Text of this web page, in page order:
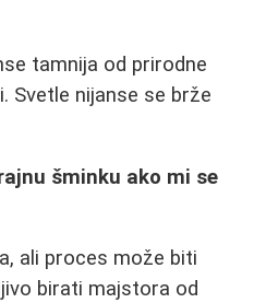
tamnija od prirodne
Svetle nijanse se brže
šminku ako mi se
ali proces može biti
birati majstora od